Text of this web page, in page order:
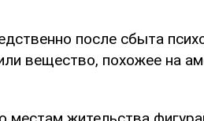
после сбыта
вещество, похожее на